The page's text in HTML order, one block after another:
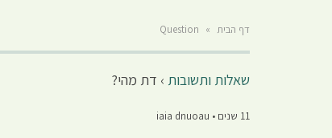
דף הבית »
Question
שאלות ותשובות › דת מהי?
11 שנים • iaia dnuoau